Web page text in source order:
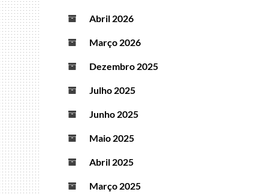
Abril 2026
Março 2026
Dezembro 2025
Julho 2025
Junho 2025
Maio 2025
Abril 2025
Março 2025